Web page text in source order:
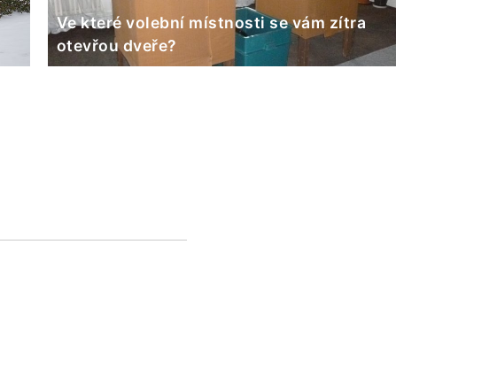
Ve které volební místnosti se vám zítra
otevřou dveře?